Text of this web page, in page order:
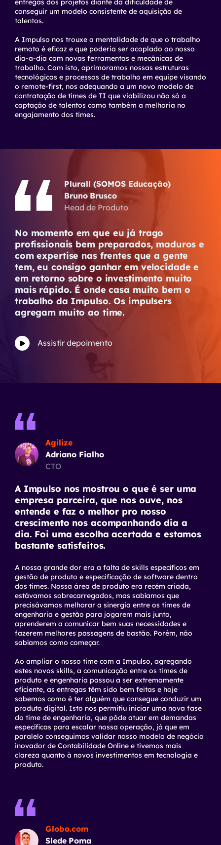
entregas dos projetos diante da dificuldade de
conseguir um modelo consistente de aquisição de
talentos.
A Impulso nos trouxe a mentalidade de que o trabalho
remoto é eficaz e que poderia ser acoplado ao nosso
dia-a-dia com novas ferramentas e mecânicas de
trabalho. Com isto, aprimoramos nossas estruturas
tecnológicas e processos de trabalho em equipe visando
o remote-first, nos adequando a um novo modelo de
contratação de times de TI que viabilizou não só a
captação de talentos como também a melhoria no
engajamento dos times.
Plurall (SOMOS Educação)
Bruno Brusco
Head de Produto
No momento em que eu já trago
profissionais bem preparados, maduros e
com expertise nas frentes que a gente
tem, eu consigo ganhar em velocidade e
em retorno sobre o investimento muito
mais rápido. É onde casa muito bem o
trabalho da Impulso. Os impulsers
agregam muito ao time.
Assistir depoimento
Agilize
Adriano Fialho
CTO
A Impulso nos mostrou o que é ser uma
empresa parceira, que nos ouve, nos
entende e faz o melhor pro nosso
crescimento nos acompanhando dia a
dia. Foi uma escolha acertada e estamos
bastante satisfeitos.
A nossa grande dor era a falta de skills específicos em
gestão de produto e especificação de software dentro
dos times. Nossa área de produto era recém criada,
estávamos sobrecarregados, mas sabíamos que
precisávamos melhorar a sinergia entre os times de
engenharia e gestão para jogarem mais junto,
aprenderem a comunicar bem suas necessidades e
fazerem melhores passagens de bastão. Porém, não
sabíamos como começar.
Ao ampliar o nosso time com a Impulso, agregando
estes novos skills, a comunicação entre os times de
produto e engenharia passou a ser extremamente
eficiente, as entregas têm sido bem feitas e hoje
sabemos como é ter alguém que consegue conduzir um
produto digital. Isto nos permitiu iniciar uma nova fase
do time de engenharia, que pôde atuar em demandas
específicas para escalar nossa operação, já que em
paralelo conseguimos validar nosso modelo de negócio
inovador de Contabilidade Online e tivemos mais
clareza quanto à novos investimentos em tecnologia e
produto.
Globo.com
Slede Poma